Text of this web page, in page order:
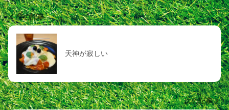
前の記事
天神が寂しい
次の記事